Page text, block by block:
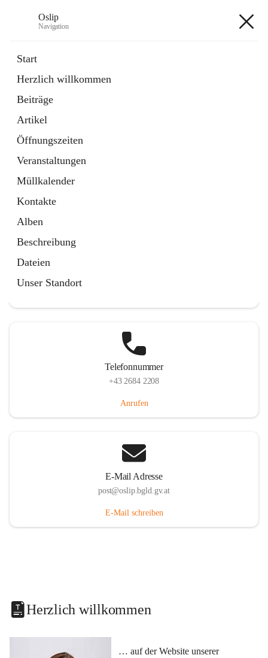
Oslip
Navigation
Start
Herzlich willkommen
Beiträge
Artikel
Öffnungszeiten
Veranstaltungen
Müllkalender
Kontakte
Alben
Beschreibung
Dateien
Unser Standort
Externe Webseite
in
Tab
Bundeskanzleramt Österreich
Externe Webseite
öffnet
in
neuem
Tab
Telefonnummer
+43 2684 2208
Anrufen
E-Mail Adresse
post@oslip.bgld.gv.at
E-Mail schreiben
Herzlich willkommen
… auf der Website unserer